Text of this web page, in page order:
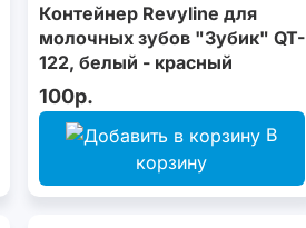
Контейнер Revyline для
молочных зубов "Зубик" QT-
122, белый - красный
100р.
В
корзину